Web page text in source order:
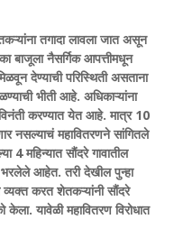
तगादा लावला जात असून
बाजूला नैसर्गिक आपत्तीमधून
देण्याची परिस्थिती असताना
भीती आहे. अधिकाऱ्यांना
करण्यात येत आहे. मात्र 10
नसल्याचं महावितरणने सांगितले
महिन्यात सौंदरे गावातील
भरलेले आहेत. तरी देखील पुन्हा
व्यक्त करत शेतकऱ्यांनी सौंदरे
केला. यावेळी महावितरण विरोधात